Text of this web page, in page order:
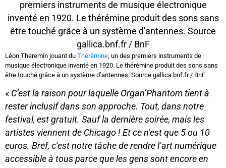
Léon Theremin jouant du Thérémine , un des premiers instruments de
musique électronique inventé en 1920. Le thérémine produit des sons sans
être touché grâce à un système d’antennes. Source gallica.bnf.fr / BnF
« C’est la raison pour laquelle Organ’Phantom tient à
rester inclusif dans son approche. Tout, dans notre
festival, est gratuit. Sauf la dernière soirée, mais les
artistes viennent de Chicago ! Et ce n’est que 5 ou 10
euros. Bref, c’est notre tâche de rendre l’art numérique
accessible à tous parce que les gens sont encore en